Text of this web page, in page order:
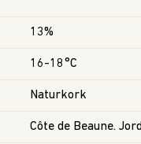
13%
16-18°C
Naturkork
Côte de Beaune.